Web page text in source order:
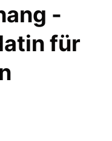
-
für